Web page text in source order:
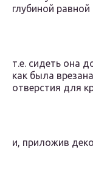
глубиной
т.е. сидеть она
как была
отверстия для
и, приложив